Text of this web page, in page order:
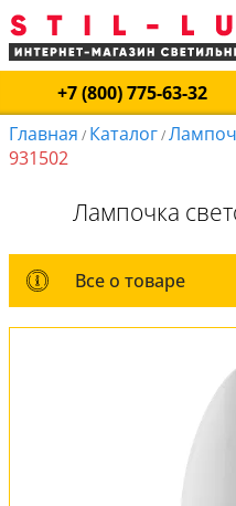
+7 (800) 775-63-32
Главная / Каталог/
931502
Лампочка
Все о товаре
Все о товаре
Комплект
Оплата и доставка
Обмен и возврат